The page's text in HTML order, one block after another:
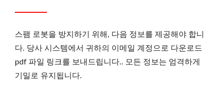
스팸 로봇을 방지하기 위해, 다음 정보를 제공해야 합니
다. 당사 시스템에서 귀하의 이메일 계정으로 다운로드
pdf 파일 링크를 보내드립니다.. 모든 정보는 엄격하게
기밀로 유지됩니다.